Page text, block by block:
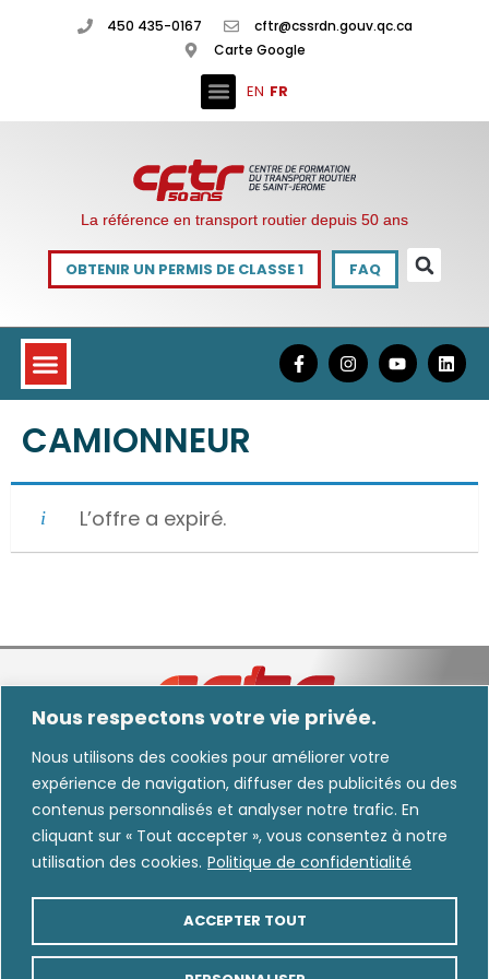
Nous respectons votre vie privée.
Nous utilisons des cookies pour améliorer votre
expérience de navigation, diffuser des publicités ou des
contenus personnalisés et analyser notre trafic. En
cliquant sur « Tout accepter », vous consentez à notre
utilisation des cookies. Politique de confidentialité
ACCEPTER TOUT
450 435-0167
cftr@cssrdn.gouv.qc.ca
Carte Google
EN FR
La référence en transport routier depuis 50 ans
OBTENIR UN PERMIS DE CLASSE 1 FAQ
CAMIONNEUR
L’offre a expiré.
Nous informons les utilisateurs que certaines images diffusées dans nos
communications peuvent avoir été générées, modifiées ou améliorées au moyen
de l’intelligence artificielle.